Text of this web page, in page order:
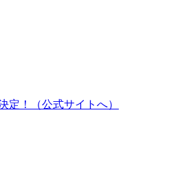
定！（公式サイトへ）